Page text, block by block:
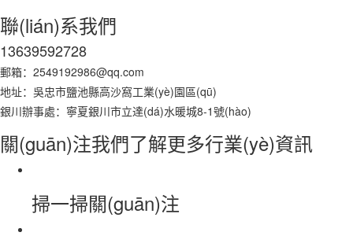
聯(lián)系我們
13639592728
郵箱：2549192986@qq.com
地址：吳忠市鹽池縣高沙窩工業(yè)園區(qū)
銀川辦事處：寧夏銀川市立達(dá)水暖城8-1號(hào)
關(guān)注我們了解更多行業(yè)資訊
掃一掃關(guān)注